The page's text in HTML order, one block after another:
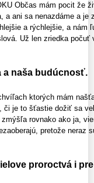
Občas mám pocit že
a ani sa nenazdáme a je
a rýchlejšie, a
Už len zriedka
a naša budúcnosť.
ktorých mám
či je to šťastie dožiť sa
zmýšľa rovnako ako ja,
pretože neraz
proroctvá i